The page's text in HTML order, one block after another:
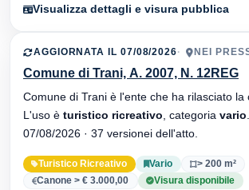
Visualizza dettagli e visura pubblica
AGGIORNATA IL 07/08/2026 NEI
Comune di Trani, A. 2007, N. 12REG
Comune di Trani è l'ente che ha rilasciato la
L'uso è turistico ricreativo , categoria vario
07/08/2026 · 37 versionei dell'atto.
Turistico Ricreativo Vario
> 200 m²
Canone > € 3.000,00
Visura disponibile